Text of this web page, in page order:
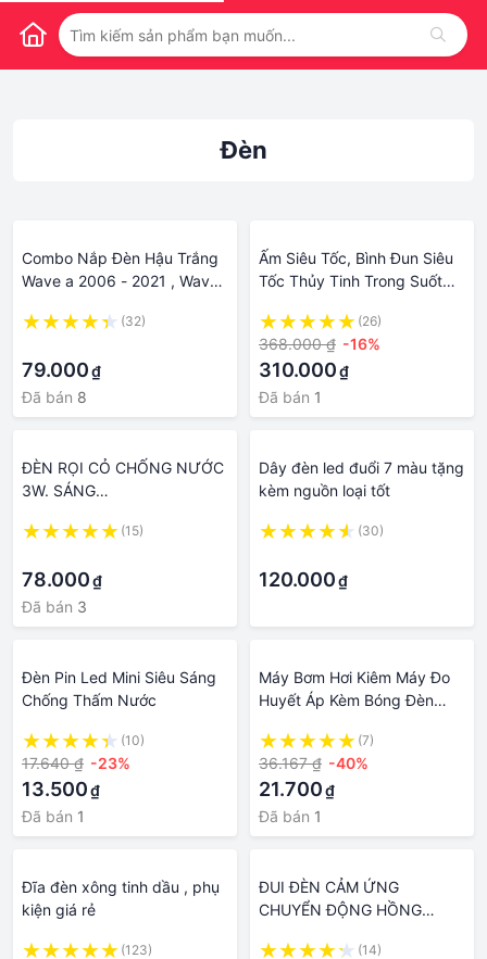
Đèn
Combo Nắp Đèn Hậu Trắng
Wave a 2006 - 2021 , Wave
(32)
79.000₫
Đã bán 8
Ấm Siêu Tốc, Bình Đun Siêu
Tốc Thủy Tinh Trong Suốt
2.0L - Tiết Kiệm Điện, Có
Đèn Báo Đảm Bảo.
(26)
368.000 ₫ -16%
310.000₫
Đã bán 1
ĐÈN RỌI CỎ CHỐNG NƯỚC
3W. SÁNG
ĐỎ
(15)
78.000₫
Đã bán 3
Dây đèn led đuổi 7 màu tặng
kèm nguồn loại tốt
(30)
120.000₫
Đèn Pin Led Mini Siêu Sáng
Chống Thấm Nước
(10)
17.640 ₫ -23%
13.500₫
Đã bán 1
Máy Bơm Hơi Kiêm Máy Đo
Huyết Áp Kèm Bóng Đèn
(7)
36.167 ₫ -40%
21.700₫
Đã bán 1
Đĩa đèn xông tinh dầu , phụ
kiện giá rẻ
(123)
ĐUI ĐÈN CẢM ỨNG
CHUYỂN ĐỘNG HỒNG
(14)